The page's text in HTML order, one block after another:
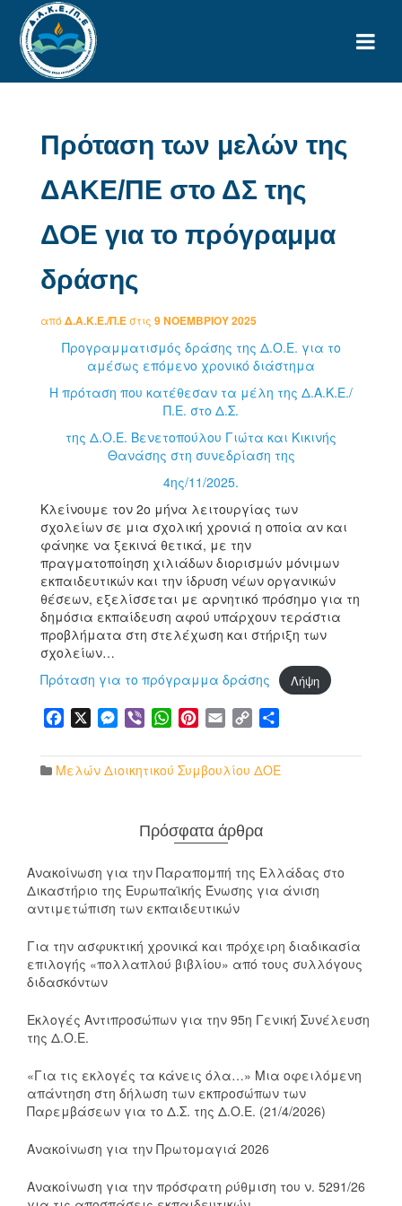
Πρόταση των μελών της
ΔΑΚΕ/ΠΕ στο ΔΣ της
ΔΟΕ για το πρόγραμμα
δράσης
από Δ.Α.Κ.Ε./Π.Εστις 9 ΝΟΕΜΒΡΊΟΥ 2025
Προγραμματισμός δράσης της Δ.Ο.Ε. για το
αμέσως επόμενο χρονικό διάστημα
Η πρόταση που κατέθεσαν τα μέλη της Δ.Α.Κ.Ε./
Π.Ε. στο Δ.Σ.
της Δ.Ο.Ε. Βενετοπούλου Γιώτα και Κικινής
Θανάσης στη συνεδρίαση της
4ης/11/2025.
Κλείνουμε τον 2ο μήνα λειτουργίας των
σχολείων σε μια σχολική χρονιά η οποία αν και
φάνηκε να ξεκινά θετικά, με την
πραγματοποίηση χιλιάδων διορισμών μόνιμων
εκπαιδευτικών και την ίδρυση νέων οργανικών
θέσεων, εξελίσσεται με αρνητικό πρόσημο για τη
δημόσια εκπαίδευση αφού υπάρχουν τεράστια
προβλήματα στη στελέχωση και στήριξη των
σχολείων…
Πρόταση για το πρόγραμμα δράσης
Λήψη
Facebook Messenger
Viber WhatsApp
Pinterest
Email Copy
Μελών Διοικητικού Συμβουλίου ΔΟΕ
Πρόσφατα άρθρα
Ανακοίνωση για την Παραπομπή της Ελλάδας στο
Δικαστήριο της Ευρωπαϊκής Ένωσης για άνιση
αντιμετώπιση των εκπαιδευτικών
Για την ασφυκτική χρονικά και πρόχειρη διαδικασία
επιλογής «πολλαπλού βιβλίου» από τους συλλόγους
διδασκόντων
Εκλογές Αντιπροσώπων για την 95η Γενική Συνέλευση
της Δ.Ο.Ε.
«Για τις εκλογές τα κάνεις όλα…» Μια οφειλόμενη
απάντηση στη δήλωση των εκπροσώπων των
Παρεμβάσεων για το Δ.Σ. της Δ.Ο.Ε. (21/4/2026)
Ανακοίνωση για την Πρωτομαγιά 2026
Ανακοίνωση για την πρόσφατη ρύθμιση του ν. 5291/26